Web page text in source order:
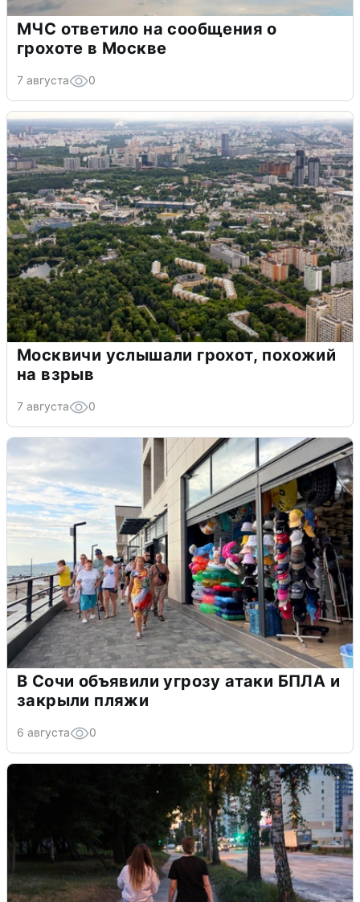
МЧС ответило на сообщения о
грохоте в Москве
7 августа 0
Москвичи услышали грохот, похожий
на взрыв
7 августа 0
В Сочи объявили угрозу атаки БПЛА и
закрыли пляжи
6 августа 0